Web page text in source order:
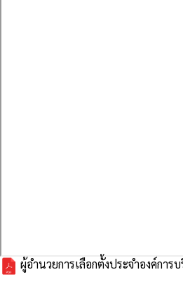
ผู้อำนวยการเลือกตั้งประจำองค์กา